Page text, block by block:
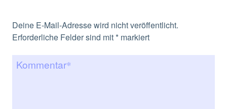
Deine E-Mail-Adresse wird nicht veröffentlicht.
Erforderliche Felder sind mit * markiert
Kommentar*